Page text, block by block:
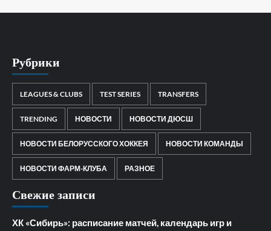
Рубрики
LEAGUES & CLUBS TEST SERIES TRANSFERS
TRENDING НОВОСТИ НОВОСТИ ДЮСШ
НОВОСТИ БЕЛОРУССКОГО ХОККЕЯ НОВОСТИ КОМАНДЫ
НОВОСТИ ФАРМ-КЛУБА РАЗНОЕ
Свежие записи
ХК «Сибирь»: расписание матчей, календарь игр и